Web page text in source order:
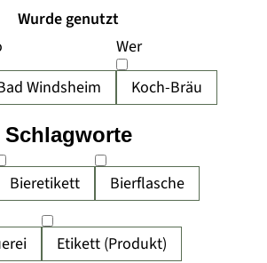
Wurde genutzt
Windsheim
Wer
Koch-Bräu
Bieretikett Bierflasche
Etikett (Produkt)
Schlagworte